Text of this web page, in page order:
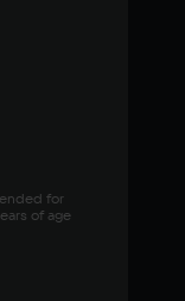
for
of age